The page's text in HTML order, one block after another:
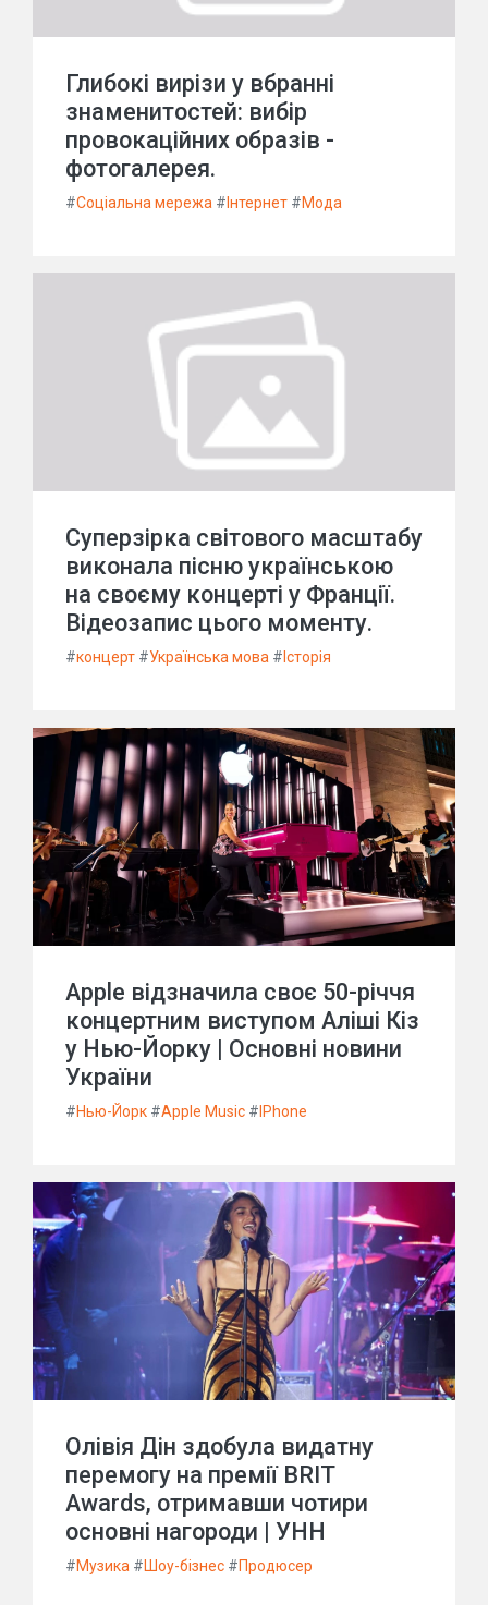
Глибокі вирізи у вбранні
знаменитостей: вибір
провокаційних образів -
фотогалерея.
#Соціальна мережа # Інтернет #Мода
Суперзірка світового масштабу
виконала пісню українською
на своєму концерті у Франції.
Відеозапис цього моменту.
#концерт #Українська мова # Історія
Apple відзначила своє 50-річчя
концертним виступом Аліші Кіз
у Нью-Йорку | Основні новини
України
#Нью-Йорк #Apple Music # IPhone
Олівія Дін здобула видатну
перемогу на премії BRIT
Awards, отримавши чотири
основні нагороди | УНН
#Музика #Шоу-бізнес #Продюсер